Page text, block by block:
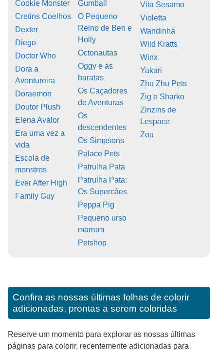
Cookie Monster
Cretins Coelhos
Dexter
Diego
Doctor Who
Dora a
Aventureira
Doraemon
Doutor Plush
Elena Avalor
Era uma vez a
vida
Escola de
monstros
Ever After High
Family Guy
Gumball
O Pequeno
Reino de Ben e
Holly
Octonautas
Oggy e as
baratas
Os Caçadores
de Aventuras
Os
descendentes
Os Simpsons
Palace Pets
Patrulha Pata
Patrulha Pata:
Os Supercães
Peppa Pig
Pequeno urso
marrom
Petshop
Vila Sesamo
Violetta
Wandinha
Wild Kratts
Winx
Yakari
Zhu Zhu Pets
Zig e Sharko
Zinzins de
Lespace
Zou
Confira as nossas últimas folhas de colorir
adicionadas, prontas a serem coloridas
Reserve um momento para explorar as nossas últimas
páginas para colorir, recentemente adicionadas para